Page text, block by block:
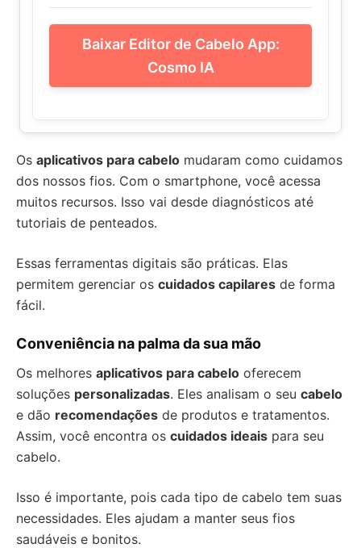
Baixar Editor de Cabelo App:
Cosmo IA
Os aplicativos para cabelo mudaram como cuidamos
dos nossos fios. Com o smartphone, você acessa
muitos recursos. Isso vai desde diagnósticos até
tutoriais de penteados.
Essas ferramentas digitais são práticas. Elas
permitem gerenciar os cuidados capilares de forma
fácil.
Conveniência na palma da sua mão
Os melhores aplicativos para cabelo oferecem
soluções personalizadas. Eles analisam o seu cabelo
e dão recomendações de produtos e tratamentos.
Assim, você encontra os cuidados ideais para seu
cabelo.
Isso é importante, pois cada tipo de cabelo tem suas
necessidades. Eles ajudam a manter seus fios
saudáveis e bonitos.